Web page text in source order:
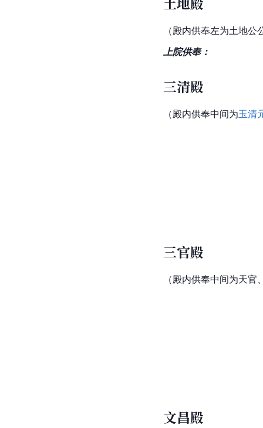
（殿内供奉左为土地公
上院供奉：
三清殿
（殿内供奉中间为玉清
三官殿
（殿内供奉中间为天
文昌殿